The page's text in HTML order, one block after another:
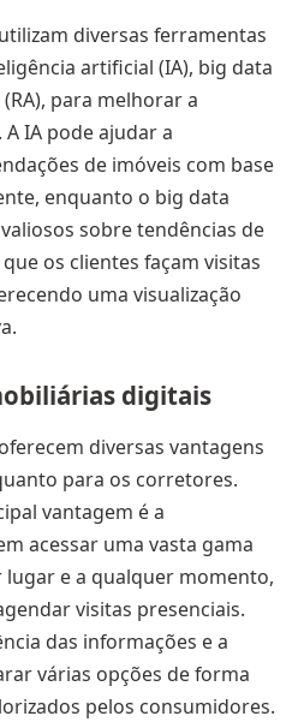
diversas ferramentas
artificial (IA), big data
para melhorar a
IA pode ajudar a
de imóveis com base
enquanto o big data
sobre tendências de
os clientes façam visitas
uma visualização
digitais
diversas vantagens
para os corretores.
vantagem é a
acessar uma vasta gama
e a qualquer momento,
visitas presenciais.
das informações e a
várias opções de forma
pelos consumidores.